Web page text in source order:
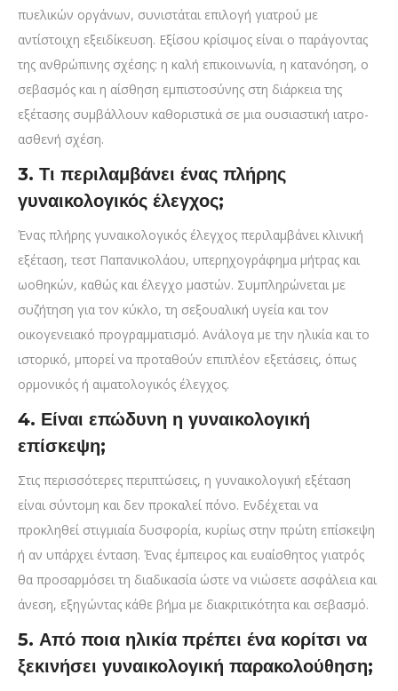
πυελικών οργάνων, συνιστάται επιλογή γιατρού με
αντίστοιχη εξειδίκευση. Εξίσου κρίσιμος είναι ο παράγοντας
της ανθρώπινης σχέσης: η καλή επικοινωνία, η κατανόηση, ο
σεβασμός και η αίσθηση εμπιστοσύνης στη διάρκεια της
εξέτασης συμβάλλουν καθοριστικά σε μια ουσιαστική ιατρο-
ασθενή σχέση.
3. Τι περιλαμβάνει ένας πλήρης
γυναικολογικός έλεγχος;
Ένας πλήρης γυναικολογικός έλεγχος περιλαμβάνει κλινική
εξέταση, τεστ Παπανικολάου, υπερηχογράφημα μήτρας και
ωοθηκών, καθώς και έλεγχο μαστών. Συμπληρώνεται με
συζήτηση για τον κύκλο, τη σεξουαλική υγεία και τον
οικογενειακό προγραμματισμό. Ανάλογα με την ηλικία και το
ιστορικό, μπορεί να προταθούν επιπλέον εξετάσεις, όπως
ορμονικός ή αιματολογικός έλεγχος.
4. Είναι επώδυνη η γυναικολογική
επίσκεψη;
Στις περισσότερες περιπτώσεις, η γυναικολογική εξέταση
είναι σύντομη και δεν προκαλεί πόνο. Ενδέχεται να
προκληθεί στιγμιαία δυσφορία, κυρίως στην πρώτη επίσκεψη
ή αν υπάρχει ένταση. Ένας έμπειρος και ευαίσθητος γιατρός
θα προσαρμόσει τη διαδικασία ώστε να νιώσετε ασφάλεια και
άνεση, εξηγώντας κάθε βήμα με διακριτικότητα και σεβασμό.
5. Από ποια ηλικία πρέπει ένα κορίτσι να
ξεκινήσει γυναικολογική παρακολούθηση;